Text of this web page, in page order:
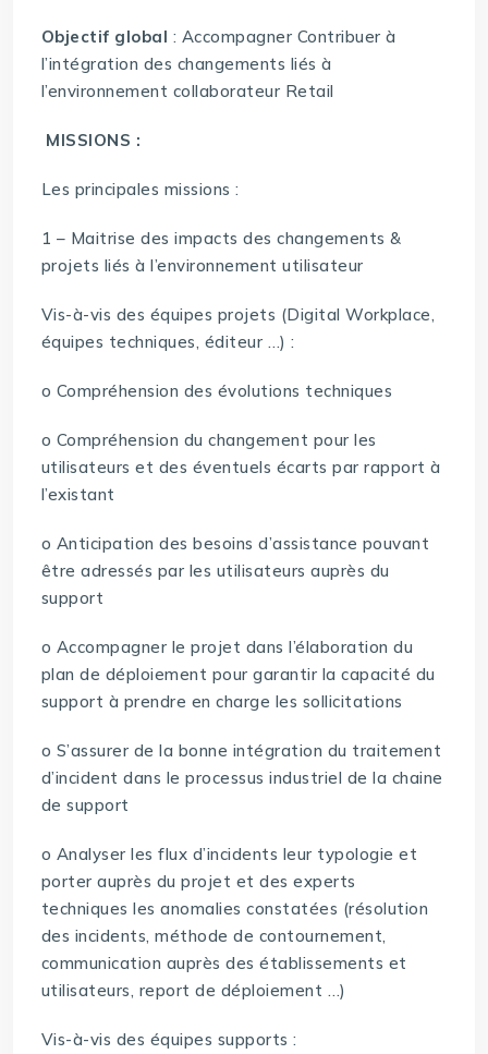
Objectif global : Accompagner Contribuer à
l’intégration des changements liés à
l’environnement collaborateur Retail
MISSIONS :
Les principales missions :
1 – Maitrise des impacts des changements &
projets liés à l’environnement utilisateur
Vis-à-vis des équipes projets (Digital Workplace,
équipes techniques, éditeur …) :
o Compréhension des évolutions techniques
o Compréhension du changement pour les
utilisateurs et des éventuels écarts par rapport à
l’existant
o Anticipation des besoins d’assistance pouvant
être adressés par les utilisateurs auprès du
support
o Accompagner le projet dans l’élaboration du
plan de déploiement pour garantir la capacité du
support à prendre en charge les sollicitations
o S’assurer de la bonne intégration du traitement
d’incident dans le processus industriel de la chaine
de support
o Analyser les flux d’incidents leur typologie et
porter auprès du projet et des experts
techniques les anomalies constatées (résolution
des incidents, méthode de contournement,
communication auprès des établissements et
utilisateurs, report de déploiement …)
Vis-à-vis des équipes supports :